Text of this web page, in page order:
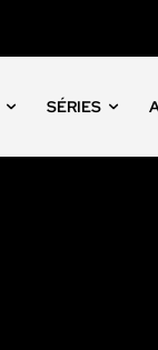
SÉRIES